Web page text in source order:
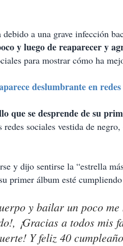
a una grave infección
y luego de reaparecer y
para mostrar cómo ha
deslumbrante en
que se desprende de su
redes sociales vestida de
y dijo sentirse la “estrella
primer álbum esté
y bailar un poco
¡Gracias a todos mis
Y feliz 40